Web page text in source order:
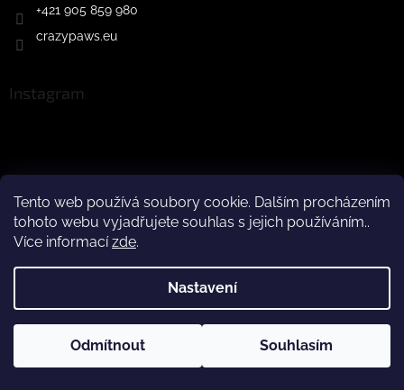
Tento web používá soubory cookie. Dalším procházením
tohoto webu vyjadřujete souhlas s jejich používáním..
Více informacízde.
Nastavení
Odmítnout Souhlasím
+421 905 859 980
crazypaws.eu
Instagram
Sledovat na Instagramu
Instagram Facebook